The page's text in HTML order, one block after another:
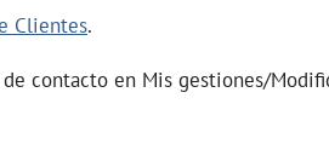
Clientes.
contacto en Mis gestiones/